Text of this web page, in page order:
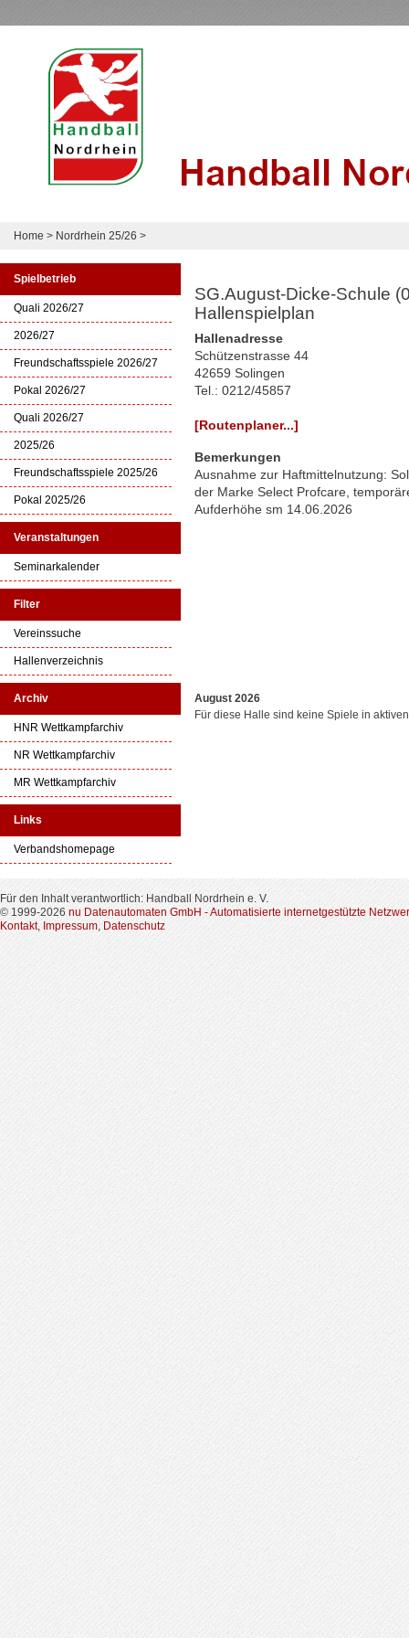
Home > Nordrhein 25/26 >
Spielbetrieb
Quali 2026/27
2026/27
Freundschaftsspiele 2026/27
Pokal 2026/27
Quali 2026/27
2025/26
Freundschaftsspiele 2025/26
Pokal 2025/26
Veranstaltungen
Seminarkalender
Filter
Vereinssuche
Hallenverzeichnis
Archiv
HNR Wettkampfarchiv
NR Wettkampfarchiv
MR Wettkampfarchiv
Links
Verbandshomepage
SG.August-Dicke-Schule
Hallenspielplan
Hallenadresse
Schützenstrasse 44
42659 Solingen
Tel.: 0212/45857
[Routenplaner...]
Bemerkungen
Ausnahme zur Haftmittelnutzung:
der Marke Select Profcare,
Aufderhöhe sm 14.06.2026
August 2026
Für diese Halle sind keine Spiele in
Für den Inhalt verantwortlich: Handball Nordrhein e. V.
© 1999-2026 nu Datenautomaten GmbH - Automatisierte internetgestützte
Kontakt, Impressum, Datenschutz